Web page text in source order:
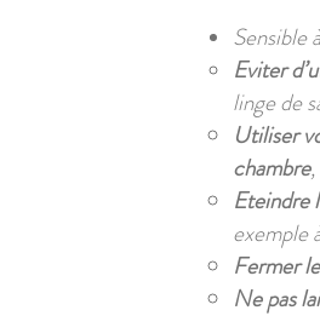
Sensible
Eviter
linge de
Utiliser
chambre,
Eteindre
exemple
Fermer
Ne pas